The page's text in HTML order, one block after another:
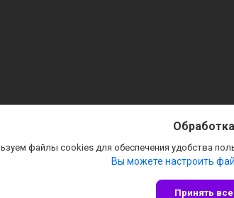
Сайт создан
файлы cookies для обеспечения удобства
Вы можете настроить
Принять все